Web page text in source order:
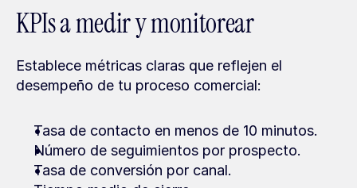
KPIs a medir y monitorear
Establece métricas claras que reflejen el
desempeño de tu proceso comercial:
Tasa de contacto en menos de 10 minutos.
Número de seguimientos por prospecto.
Tasa de conversión por canal.